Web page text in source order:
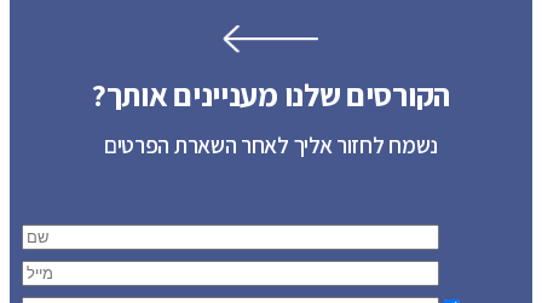
הקורסים שלנו מעניינים אותך?
נשמח לחזור אליך לאחר השארת הפרטים